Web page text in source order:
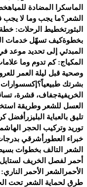
الماسكرا المضادة للمياه
الشعر؟ما يجب وما لا يجب
البثورتخطيط الرحلات: خطة
بخطوةكيف تسهّل خدمات
المبدئي إلى تحديد موعد
المكياج: كم تدوم وما
وصحية قبل ليلة العمر
بشرتك طبيعياً؟ إكسسوارات
الخريفيةجفاف، قشرة،
العسل للشعر وطريقة
تليق بالعباية البليزر أفضل
توريد وتركيب الحجر
خبراء العطور أشرقي
الشعر التالف بخطوات
أحمر لفصل الخريف
الأحمر الشعر الأحمر
طرق لحماية الشعر تحت